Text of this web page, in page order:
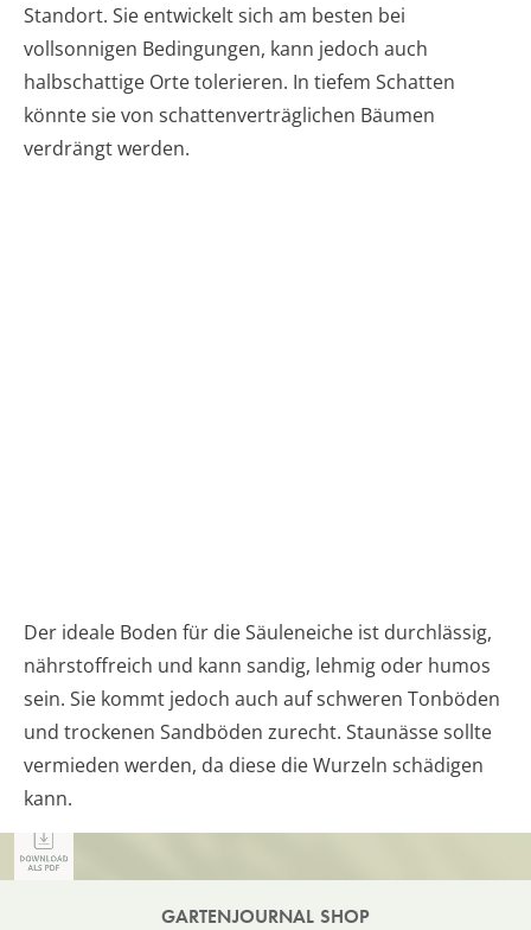
Standort. Sie entwickelt sich am besten bei
vollsonnigen Bedingungen, kann jedoch auch
halbschattige Orte tolerieren. In tiefem Schatten
könnte sie von schattenverträglichen Bäumen
verdrängt werden.
Der ideale Boden für die Säuleneiche ist durchlässig,
nährstoffreich und kann sandig, lehmig oder humos
sein. Sie kommt jedoch auch auf schweren Tonböden
und trockenen Sandböden zurecht. Staunässe sollte
vermieden werden, da diese die Wurzeln schädigen
kann.
GARTENJOURNAL SHOP